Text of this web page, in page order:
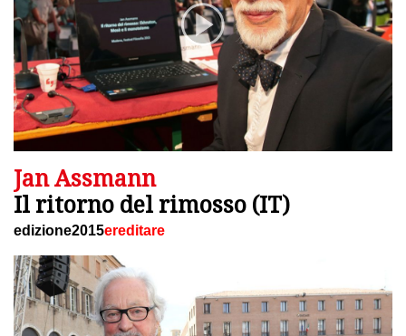
Jan Assmann
Il ritorno del rimosso (IT)
edizione2015ereditare